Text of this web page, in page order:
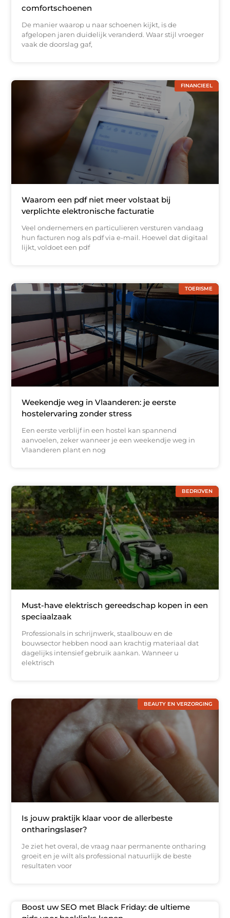
comfortschoenen
De manier waarop u naar schoenen kijkt, is de
afgelopen jaren duidelijk veranderd. Waar stijl vroeger
vaak de doorslag gaf,
FINANCIEEL
Waarom een pdf niet meer volstaat bij
verplichte elektronische facturatie
Veel ondernemers en particulieren versturen vandaag
hun facturen nog als pdf via e-mail. Hoewel dat digitaal
lijkt, voldoet een pdf
TOERISME
Weekendje weg in Vlaanderen: je eerste
hostelervaring zonder stress
Een eerste verblijf in een hostel kan spannend
aanvoelen, zeker wanneer je een weekendje weg in
Vlaanderen plant en nog
BEDRIJVEN
Must-have elektrisch gereedschap kopen in een
speciaalzaak
Professionals in schrijnwerk, staalbouw en de
bouwsector hebben nood aan krachtig materiaal dat
dagelijks intensief gebruik aankan. Wanneer u
elektrisch
BEAUTY EN VERZORGING
Is jouw praktijk klaar voor de allerbeste
ontharingslaser?
Je ziet het overal, de vraag naar permanente ontharing
groeit en je wilt als professional natuurlijk de beste
resultaten voor
Boost uw SEO met Black Friday: de ultieme